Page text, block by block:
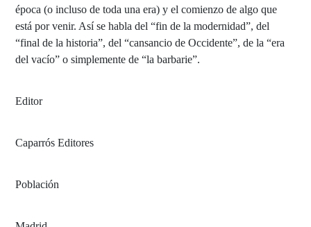
época (o incluso de toda una era) y el comienzo de algo que
está por venir. Así se habla del “fin de la modernidad”, del
“final de la historia”, del “cansancio de Occidente”, de la “era
del vacío” o simplemente de “la barbarie”.
Editor
Caparrós Editores
Población